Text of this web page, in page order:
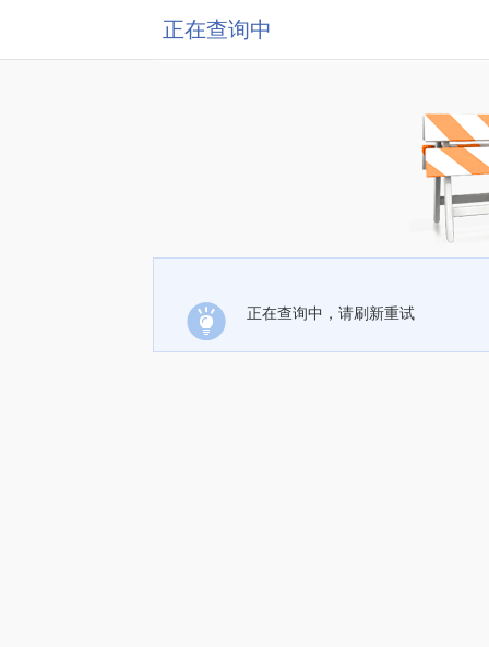
正在查询中
正在查询中，请刷新重试